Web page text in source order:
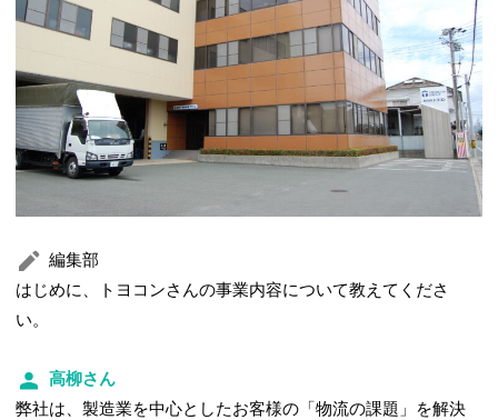
編集部
はじめに、トヨコンさんの事業内容について教えてくださ
い。
高柳さん
弊社は、製造業を中心としたお客様の「物流の課題」を解決